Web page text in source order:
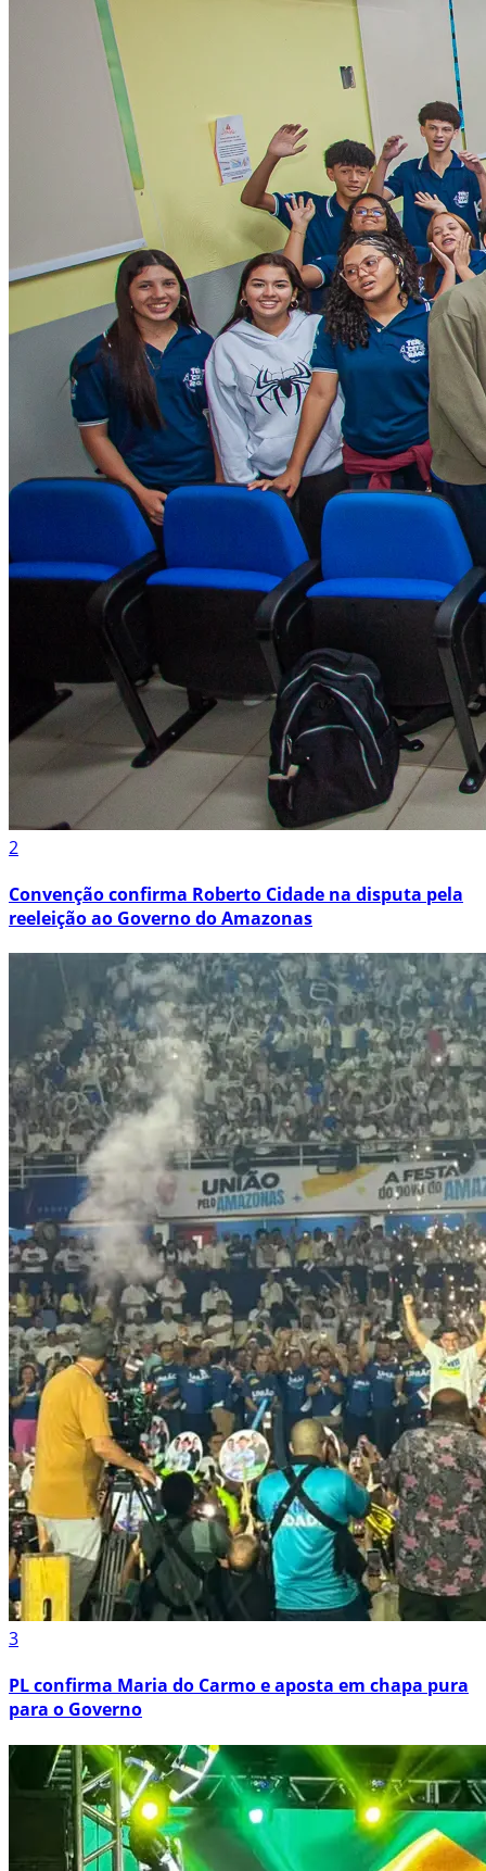
2
Convenção confirma Roberto Cidade na disputa pela
reeleição ao Governo do Amazonas
3
PL confirma Maria do Carmo e aposta em chapa pura
para o Governo